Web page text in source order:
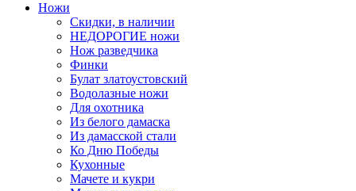
Ножи
Скидки, в наличии
НЕДОРОГИЕ ножи
Нож разведчика
Финки
Булат златоустовский
Водолазные ножи
Для охотника
Из белого дамаска
Из дамасской стали
Ко Дню Победы
Кухонные
Мачете и кукри